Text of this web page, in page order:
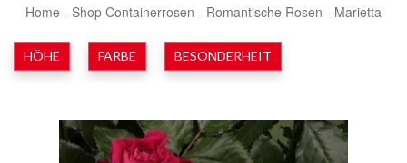
Home - Shop Containerrosen - Romantische Rosen - Marietta
HÖHE FARBE BESONDERHEIT